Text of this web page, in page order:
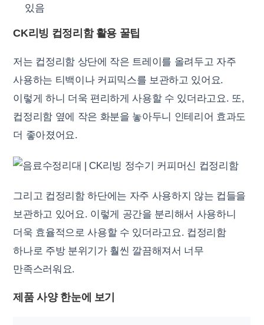
있음
CK리빙 컵정리함 활용 꿀팁
저는 컵정리함 상단에 작은 트레이를 올려두고 자주
사용하는 티백이나 커피믹스를 보관하고 있어요.
이렇게 하니 더욱 편리하게 사용할 수 있더라고요. 또,
컵정리함 옆에 작은 화분을 놓아두니 인테리어 효과도
더 좋아졌어요.
그리고 컵정리함 하단에는 자주 사용하지 않는 컵들을
보관하고 있어요. 이렇게 공간을 분리해서 사용하니
더욱 효율적으로 사용할 수 있더라고요. 컵정리함
하나로 주방 분위기가 훨씬 깔끔해져서 너무
만족스러워요.
제품 사양 한눈에 보기